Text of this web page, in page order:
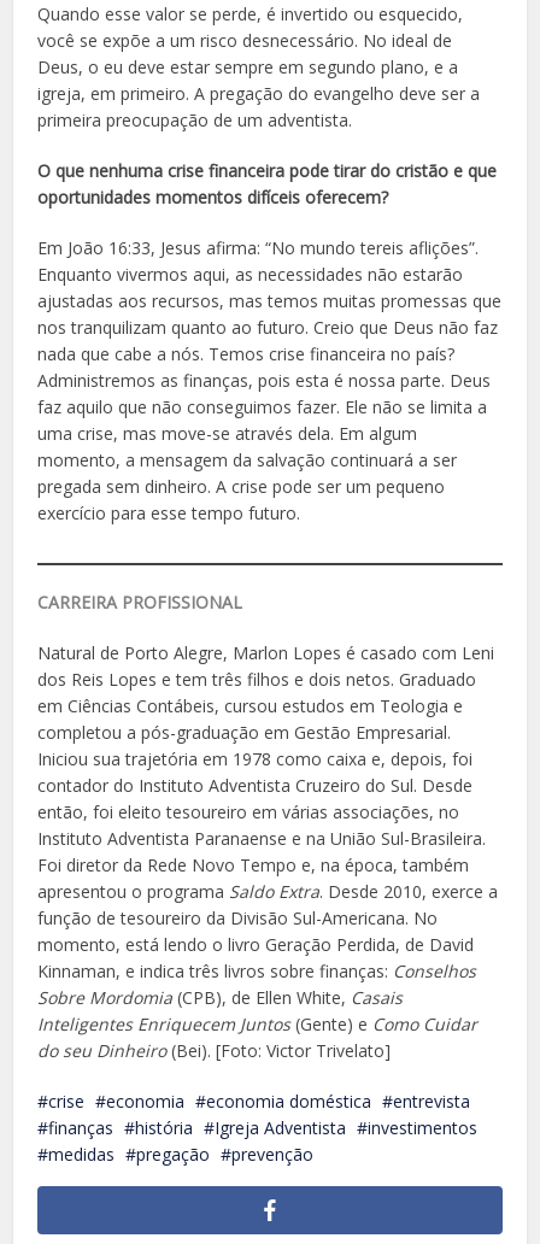
Quando esse valor se perde, é invertido ou esquecido,
você se expõe a um risco desnecessário. No ideal de
Deus, o eu deve estar sempre em segundo plano, e a
igreja, em primeiro. A pregação do evangelho deve ser a
primeira preocupação de um adventista.
O que nenhuma crise financeira pode tirar do cristão e que
oportunidades momentos difíceis oferecem?
Em João 16:33, Jesus afirma: “No mundo tereis aflições”.
Enquanto vivermos aqui, as necessidades não estarão
ajustadas aos recursos, mas temos muitas promessas que
nos tranquilizam quanto ao futuro. Creio que Deus não faz
nada que cabe a nós. Temos crise financeira no país?
Administremos as finanças, pois esta é nossa parte. Deus
faz aquilo que não conseguimos fazer. Ele não se limita a
uma crise, mas move-se através dela. Em algum
momento, a mensagem da salvação continuará a ser
pregada sem dinheiro. A crise pode ser um pequeno
exercício para esse tempo futuro.
CARREIRA PROFISSIONAL
Natural de Porto Alegre, Marlon Lopes é casado com Leni
dos Reis Lopes e tem três filhos e dois netos. Graduado
em Ciências Contábeis, cursou estudos em Teologia e
completou a pós-graduação em Gestão Empresarial.
Iniciou sua trajetória em 1978 como caixa e, depois, foi
contador do Instituto Adventista Cruzeiro do Sul. Desde
então, foi eleito tesoureiro em várias associações, no
Instituto Adventista Paranaense e na União Sul-Brasileira.
Foi diretor da Rede Novo Tempo e, na época, também
apresentou o programa Saldo Extra. Desde 2010, exerce a
função de tesoureiro da Divisão Sul-Americana. No
momento, está lendo o livro Geração Perdida, de David
Kinnaman, e indica três livros sobre finanças: Conselhos
Sobre Mordomia (CPB), de Ellen White, Casais
Inteligentes Enriquecem Juntos(Gente) e Como Cuidar
do seu ­Dinheiro(Bei). [Foto: Victor Trivelato]
crise economia economia doméstica
entrevista
finanças
história Igreja Adventista
investimentos
medidas
pregação prevenção